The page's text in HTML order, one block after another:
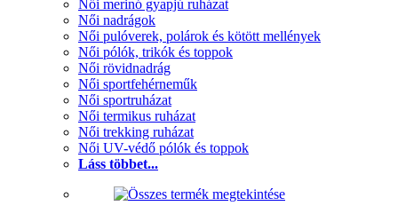
Női merinó gyapjú ruházat
Női nadrágok
Női pulóverek, polárok és kötött mellények
Női pólók, trikók és toppok
Női rövidnadrág
Női sportfehérneműk
Női sportruházat
Női termikus ruházat
Női trekking ruházat
Női UV-védő pólók és toppok
Láss többet...